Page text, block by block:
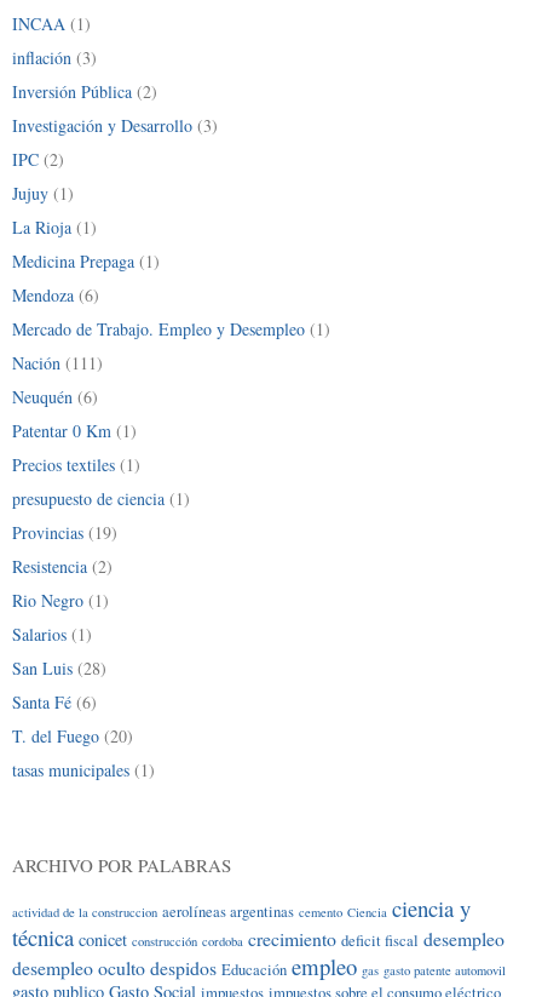
INCAA (1)
inflación (3)
Inversión Pública (2)
Investigación y Desarrollo (3)
IPC (2)
Jujuy (1)
La Rioja (1)
Medicina Prepaga (1)
Mendoza (6)
Mercado de Trabajo. Empleo y Desempleo (1)
Nación (111)
Neuquén (6)
Patentar 0 Km (1)
Precios textiles (1)
presupuesto de ciencia (1)
Provincias (19)
Resistencia (2)
Rio Negro (1)
Salarios (1)
San Luis (28)
Santa Fé (6)
T. del Fuego (20)
tasas municipales (1)
ARCHIVO POR PALABRAS
actividad de la construccion aerolíneas argentinas cemento Ciencia ciencia y
técnica conicet construcción cordoba crecimiento deficit fiscal desempleo
desempleo ocultodespidos Educación empleo gas gasto patente automovil
gasto publico Gasto Social